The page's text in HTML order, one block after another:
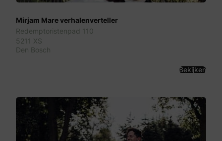
Mirjam Mare verhalenverteller
Redemptoristenpad 110
5211 XS
Den Bosch
Bekijken